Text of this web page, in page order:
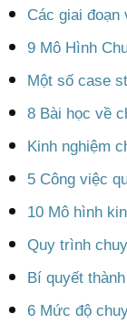
Các giai đoạn
9 Mô Hình
Một số case
8 Bài học về
Kinh nghiệm
5 Công việc
10 Mô hình
Quy trình
Bí quyết
6 Mức độ